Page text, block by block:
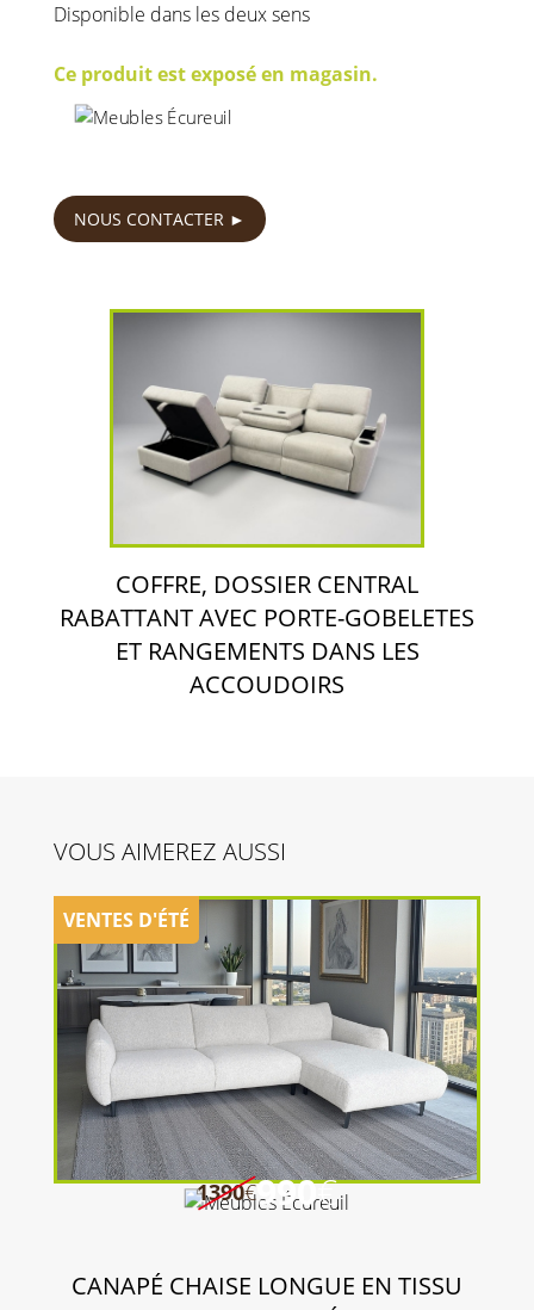
Disponible dans les deux sens
Ce produit est exposé en magasin.
NOUS CONTACTER
COFFRE, DOSSIER CENTRAL
RABATTANT AVEC PORTE-GOBELETES
ET RANGEMENTS DANS LES
ACCOUDOIRS
VOUS AIMEREZ AUSSI
1390€990€
CANAPÉ CHAISE LONGUE EN TISSU